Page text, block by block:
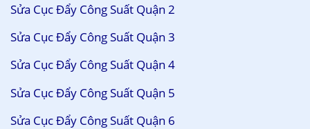
Sửa Cục Đẩy Công Suất Quận 2
Sửa Cục Đẩy Công Suất Quận 3
Sửa Cục Đẩy Công Suất Quận 4
Sửa Cục Đẩy Công Suất Quận 5
Sửa Cục Đẩy Công Suất Quận 6